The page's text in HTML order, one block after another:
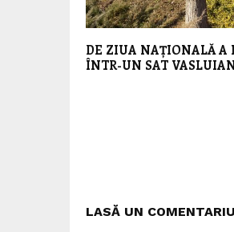
DE ZIUA NAȚIONALĂ A
ÎNTR-UN SAT
LASĂ UN COMENTARIU